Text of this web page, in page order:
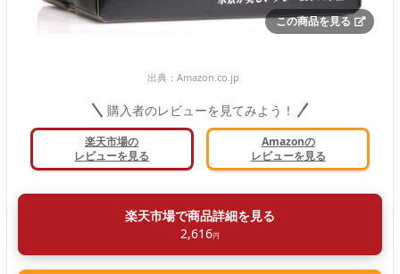
この商品を見る
出典： Amazon.co.jp
購入者のレビューを見てみよう！
楽天市場の
レビューを見る
Amazonの
レビューを見る
楽天市場で商品詳細を見る
2,616円